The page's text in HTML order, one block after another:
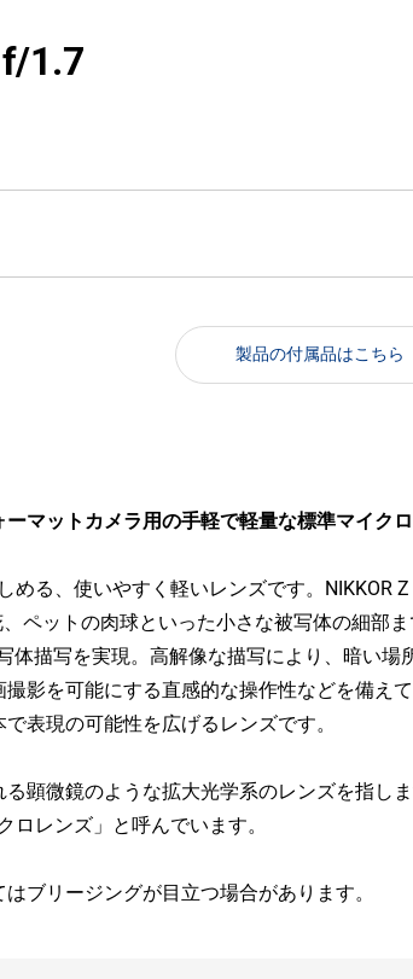
f/1.7
製品の付属品はこちら
マットカメラ用の手軽で軽量な標準マイク
める、使いやすく軽いレンズです。
ペットの肉球といった小さな被写体の細部
描写を実現。高解像な描写により、暗い
影を可能にする直感的な操作性などを備え
表現の可能性を広げるレンズです。
微鏡のような拡大光学系のレンズを指し
レンズ」と呼んでいます。
リージングが目立つ場合があります。